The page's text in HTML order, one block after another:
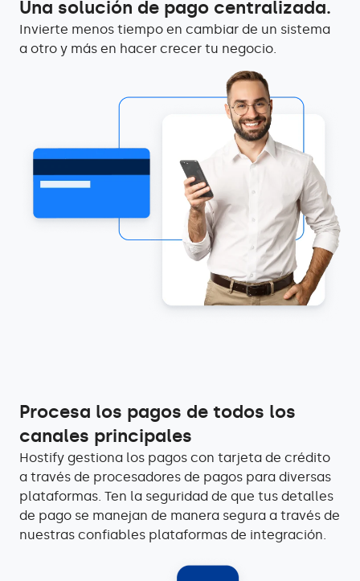
Una solución de pago centralizada.
Invierte menos tiempo en cambiar de un sistema
a otro y más en hacer crecer tu negocio.
Procesa los pagos de todos los
canales principales
Hostify gestiona los pagos con tarjeta de crédito
a través de procesadores de pagos para diversas
plataformas. Ten la seguridad de que tus detalles
de pago se manejan de manera segura a través de
nuestras confiables plataformas de integración.